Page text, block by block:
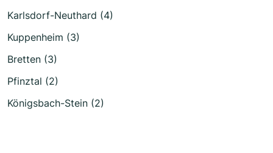
Karlsdorf-Neuthard (4)
Kuppenheim (3)
Bretten (3)
Pfinztal (2)
Königsbach-Stein (2)